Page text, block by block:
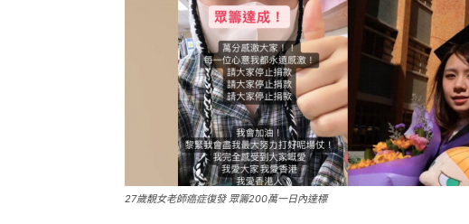
27歲靚女老師癌症復發 眾籌200萬一日內達標